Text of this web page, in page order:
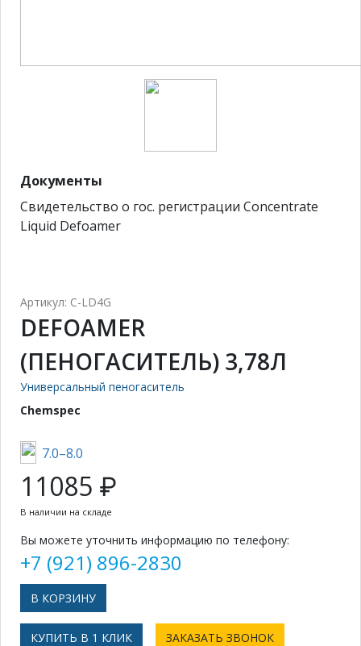
Документы
Свидетельство о гос. регистрации Concentrate
Liquid Defoamer
Артикул: C-LD4G
DEFOAMER
(ПЕНОГАСИТЕЛЬ) 3,78Л
Универсальный пеногаситель
Chemspec
7.0–8.0
11085 ₽
В наличии на складе
Вы можете уточнить информацию по телефону:
+7 (921) 896-2830
КУПИТЬ В 1 КЛИК ЗАКАЗАТЬ ЗВОНОК